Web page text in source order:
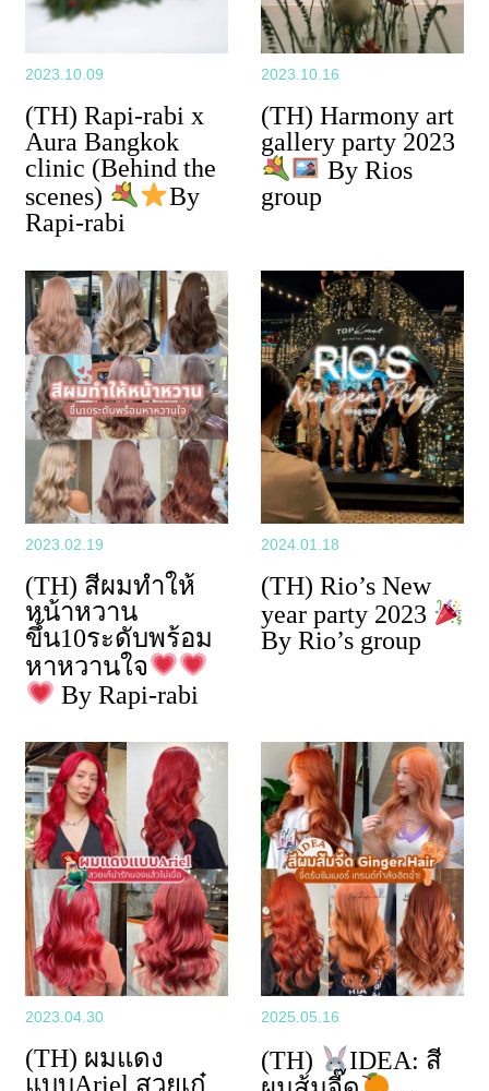
2023.10.09
(TH) Rapi-rabi x
Aura Bangkok
clinic (Behind the
scenes)
By
Rapi-rabi
2023.10.16
(TH) Harmony art
gallery party 2023
By Rios
group
2023.02.19
(TH) สีผมทำให้
หน้าหวาน
ขึ้น10ระดับพร้อม
หาหวานใจ
By Rapi-rabi
2024.01.18
(TH) Rio’s New
year party 2023
By Rio’s group
2023.04.30
(TH) ผมแดง
แบบAriel สวยเก๋
2025.05.16
(TH)
IDEA: สี